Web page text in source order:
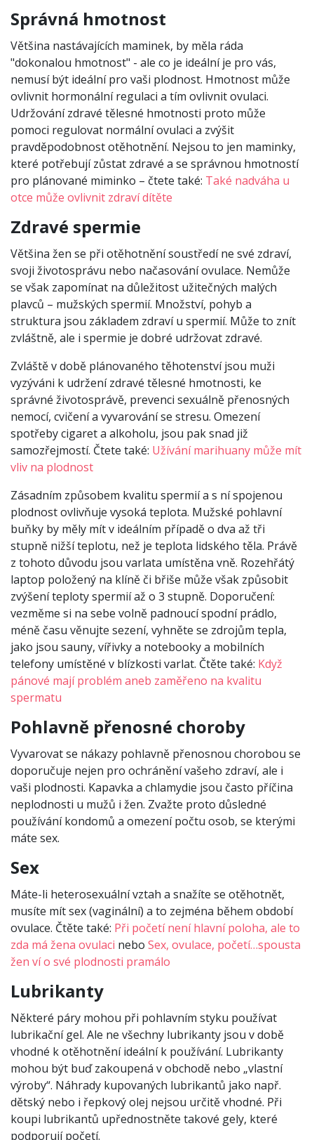
Správná hmotnost
Většina nastávajících maminek, by měla ráda
"dokonalou hmotnost" - ale co je ideální je pro vás,
nemusí být ideální pro vaši plodnost. Hmotnost může
ovlivnit hormonální regulaci a tím ovlivnit ovulaci.
Udržování zdravé tělesné hmotnosti proto může
pomoci regulovat normální ovulaci a zvýšit
pravděpodobnost otěhotnění. Nejsou to jen maminky,
které potřebují zůstat zdravé a se správnou hmotností
pro plánované miminko – čtete také: Také nadváha u
otce může ovlivnit zdraví dítěte
Zdravé spermie
Většina žen se při otěhotnění soustředí ne své zdraví,
svoji životosprávu nebo načasování ovulace. Nemůže
se však zapomínat na důležitost užitečných malých
plavců – mužských spermií. Množství, pohyb a
struktura jsou základem zdraví u spermií. Může to znít
zvláštně, ale i spermie je dobré udržovat zdravé.
Zvláště v době plánovaného těhotenství jsou muži
vyzýváni k udržení zdravé tělesné hmotnosti, ke
správné životosprávě, prevenci sexuálně přenosných
nemocí, cvičení a vyvarování se stresu. Omezení
spotřeby cigaret a alkoholu, jsou pak snad již
samozřejmostí. Čtete také: Užívání marihuany může mít
vliv na plodnost
Zásadním způsobem kvalitu spermií a s ní spojenou
plodnost ovlivňuje vysoká teplota. Mužské pohlavní
buňky by měly mít v ideálním případě o dva až tři
stupně nižší teplotu, než je teplota lidského těla. Právě
z tohoto důvodu jsou varlata umístěna vně. Rozehřátý
laptop položený na klíně či břiše může však způsobit
zvýšení teploty spermií až o 3 stupně. Doporučení:
vezměme si na sebe volně padnoucí spodní prádlo,
méně času věnujte sezení, vyhněte se zdrojům tepla,
jako jsou sauny, vířivky a notebooky a mobilních
telefony umístěné v blízkosti varlat. Čtěte také: Když
pánové mají problém aneb zaměřeno na kvalitu
spermatu
Pohlavně přenosné choroby
Vyvarovat se nákazy pohlavně přenosnou chorobou se
doporučuje nejen pro ochránění vašeho zdraví, ale i
vaši plodnosti. Kapavka a chlamydie jsou často příčina
neplodnosti u mužů i žen. Zvažte proto důsledné
používání kondomů a omezení počtu osob, se kterými
máte sex.
Sex
Máte-li heterosexuální vztah a snažíte se otěhotnět,
musíte mít sex (vaginální) a to zejména během období
ovulace. Čtěte také: Při početí není hlavní poloha, ale to
zda má žena ovulaci nebo Sex, ovulace, početí…spousta
žen ví o své plodnosti pramálo
Lubrikanty
Některé páry mohou při pohlavním styku používat
lubrikační gel. Ale ne všechny lubrikanty jsou v době
vhodné k otěhotnění ideální k používání. Lubrikanty
mohou být buď zakoupená v obchodě nebo „vlastní
výroby“. Náhrady kupovaných lubrikantů jako např.
dětský nebo i řepkový olej nejsou určitě vhodné. Při
koupi lubrikantů upřednostněte takové gely, které
podporují početí.